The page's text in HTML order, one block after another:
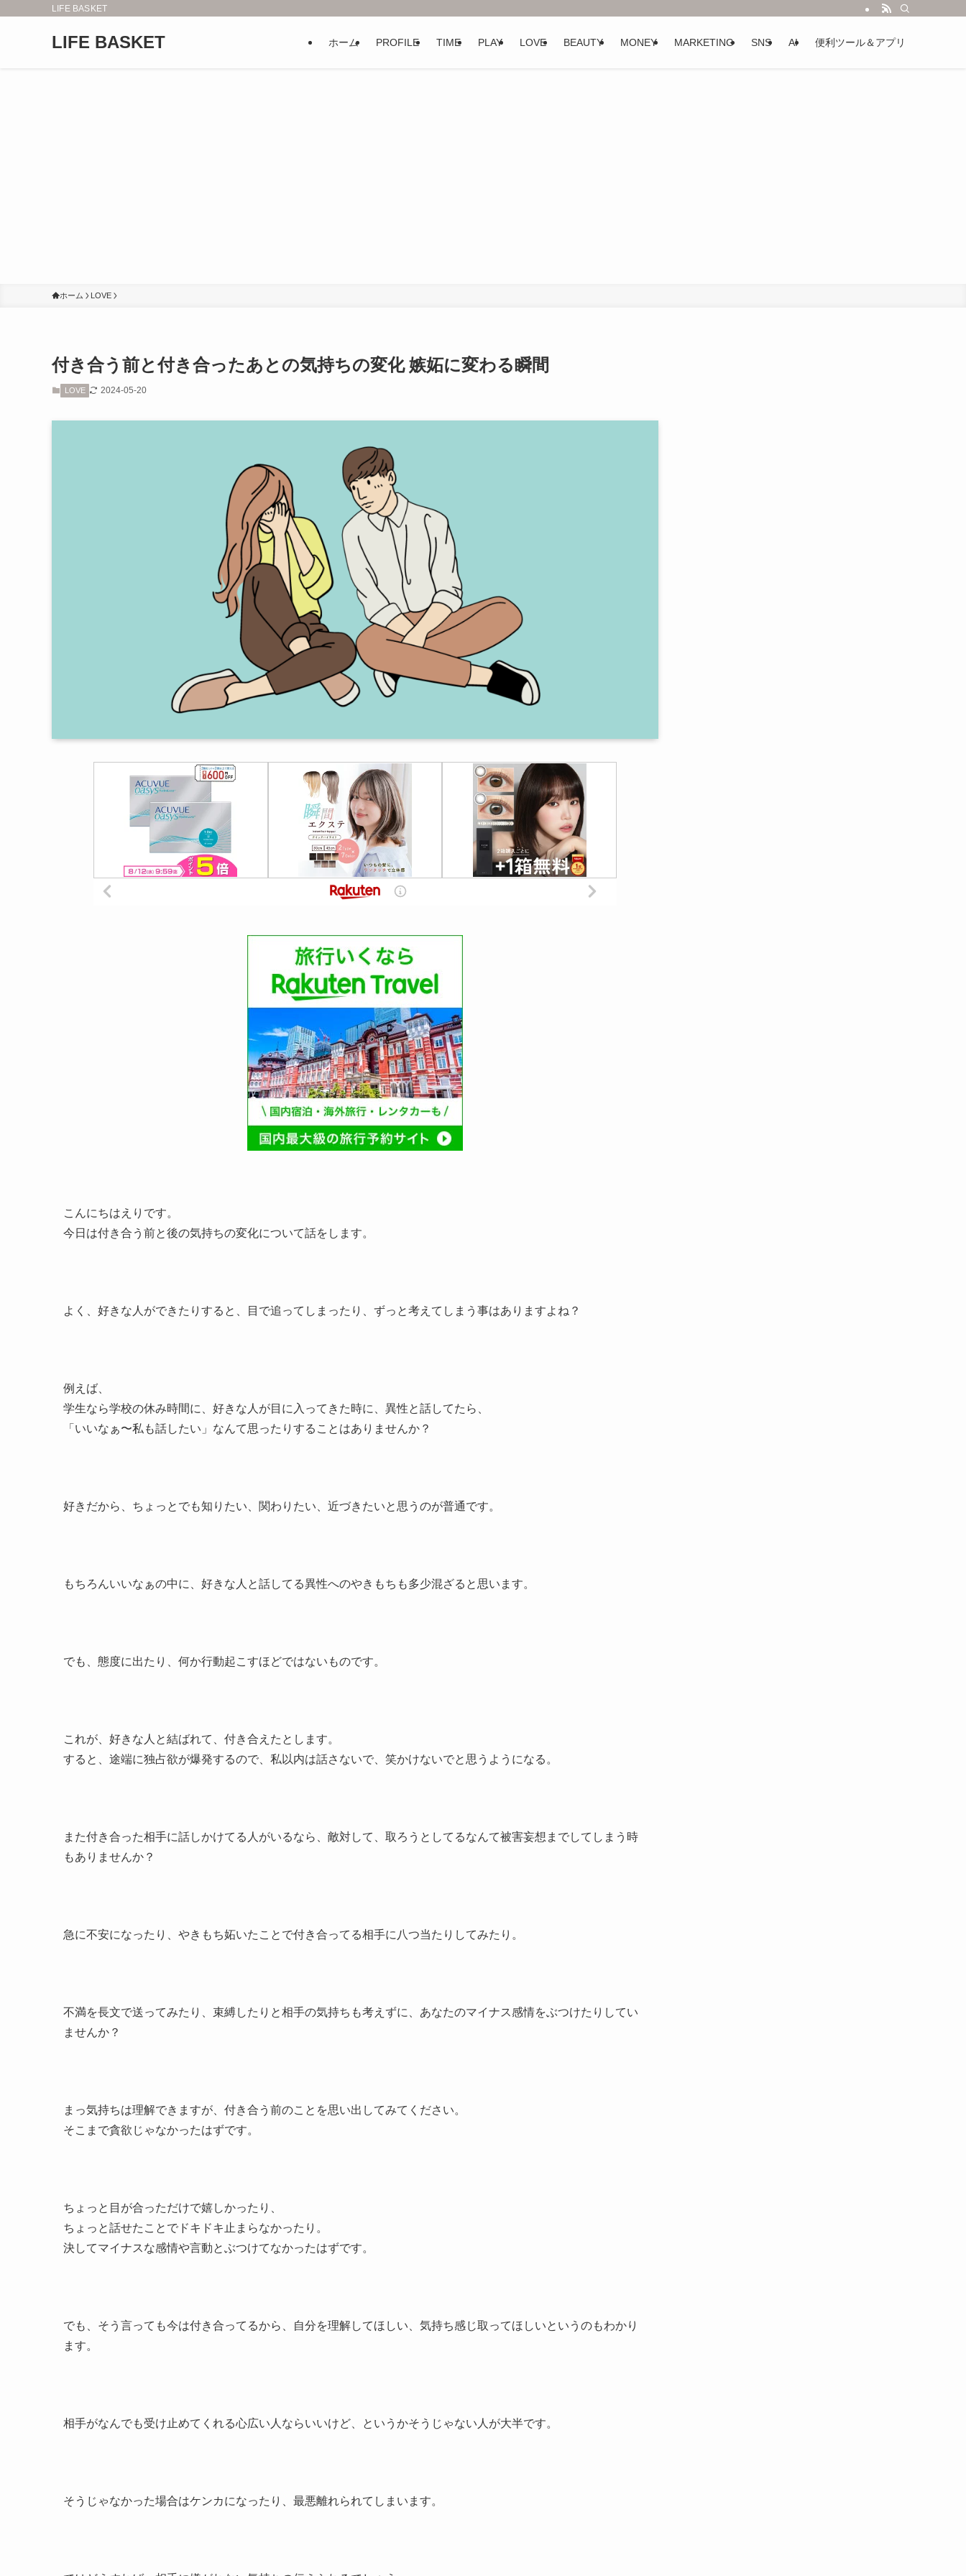
LIFE BASKET
LIFE BASKET ホーム PROFILE TIME PLAY LOVE BEAUTY MONEY MARKETING SNS AI 便利ツール＆アプリ
ホーム LOVE
付き合う前と付き合ったあとの気持ちの変化 嫉妬に変わる瞬間
LOVE 2024-05-20
こんにちはえりです。
今日は付き合う前と後の気持ちの変化について話をします。
よく、好きな人ができたりすると、目で追ってしまったり、ずっと考えてしまう事はありますよね？
例えば、
学生なら学校の休み時間に、好きな人が目に入ってきた時に、異性と話してたら、
「いいなぁ〜私も話したい」なんて思ったりすることはありませんか？
好きだから、ちょっとでも知りたい、関わりたい、近づきたいと思うのが普通です。
もちろんいいなぁの中に、好きな人と話してる異性へのやきもちも多少混ざると思います。
でも、態度に出たり、何か行動起こすほどではないものです。
これが、好きな人と結ばれて、付き合えたとします。
すると、途端に独占欲が爆発するので、私以内は話さないで、笑かけないでと思うようになる。
また付き合った相手に話しかけてる人がいるなら、敵対して、取ろうとしてるなんて被害妄想までしてしまう時
もありませんか？
急に不安になったり、やきもち妬いたことで付き合ってる相手に八つ当たりしてみたり。
不満を長文で送ってみたり、束縛したりと相手の気持ちも考えずに、あなたのマイナス感情をぶつけたりしてい
ませんか？
まっ気持ちは理解できますが、付き合う前のことを思い出してみてください。
そこまで貪欲じゃなかったはずです。
ちょっと目が合っただけで嬉しかったり、
ちょっと話せたことでドキドキ止まらなかったり。
決してマイナスな感情や言動とぶつけてなかったはずです。
でも、そう言っても今は付き合ってるから、自分を理解してほしい、気持ち感じ取ってほしいというのもわかり
ます。
相手がなんでも受け止めてくれる心広い人ならいいけど、というかそうじゃない人が大半です。
そうじゃなかった場合はケンカになったり、最悪離れられてしまいます。